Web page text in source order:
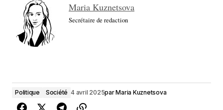
Maria Kuznetsova
Secrétaire de redaction
Politique Société 4 avril 2025parMaria Kuznetsova